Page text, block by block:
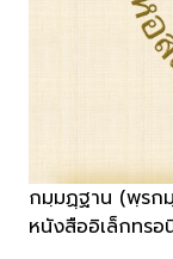
กมฺมฏฺฐาน (พฺรก
หนังสืออิเล็กทรอ